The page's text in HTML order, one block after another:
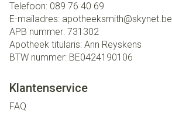
Telefoon: 089 76 40 69
E-mailadres: apotheeksmith@skynet.be
APB nummer: 731302
Apotheek titularis: Ann Reyskens
BTW nummer: BE0424190106
Klantenservice
FAQ